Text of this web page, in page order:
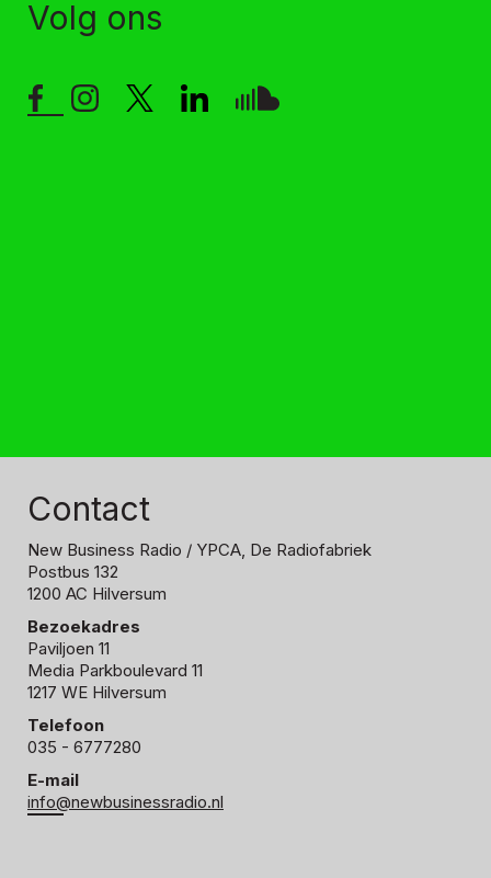
Volg ons
Contact
New Business Radio / YPCA, De Radiofabriek
Postbus 132
1200 AC Hilversum
Bezoekadres
Paviljoen 11
Media Parkboulevard 11
1217 WE Hilversum
Telefoon
035 - 6777280
E-mail
info@newbusinessradio.nl